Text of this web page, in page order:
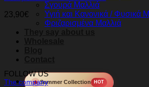
Σγουρά Μαλλιά
Υγιή και Κανονικά / Φυσικά
Φριζαρισμένα Μαλλιά
🔥 Summer Collection HOT
23,90€
FOLLOW US
The company